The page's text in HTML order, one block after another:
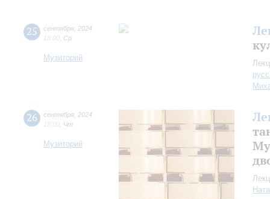
25 сентября 2024
18:00 Ср
Музиторий
26 сентября 2024
18:00 Чт
Музиторий